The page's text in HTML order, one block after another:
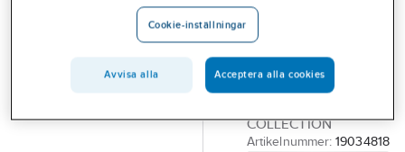
tätt lock
400
BRUNNSBETÄCKNING
MED LOCK
COLLECTION
Artikelnummer: 19034818
Cookie-inställningar
Avvisa alla Acceptera alla cookies